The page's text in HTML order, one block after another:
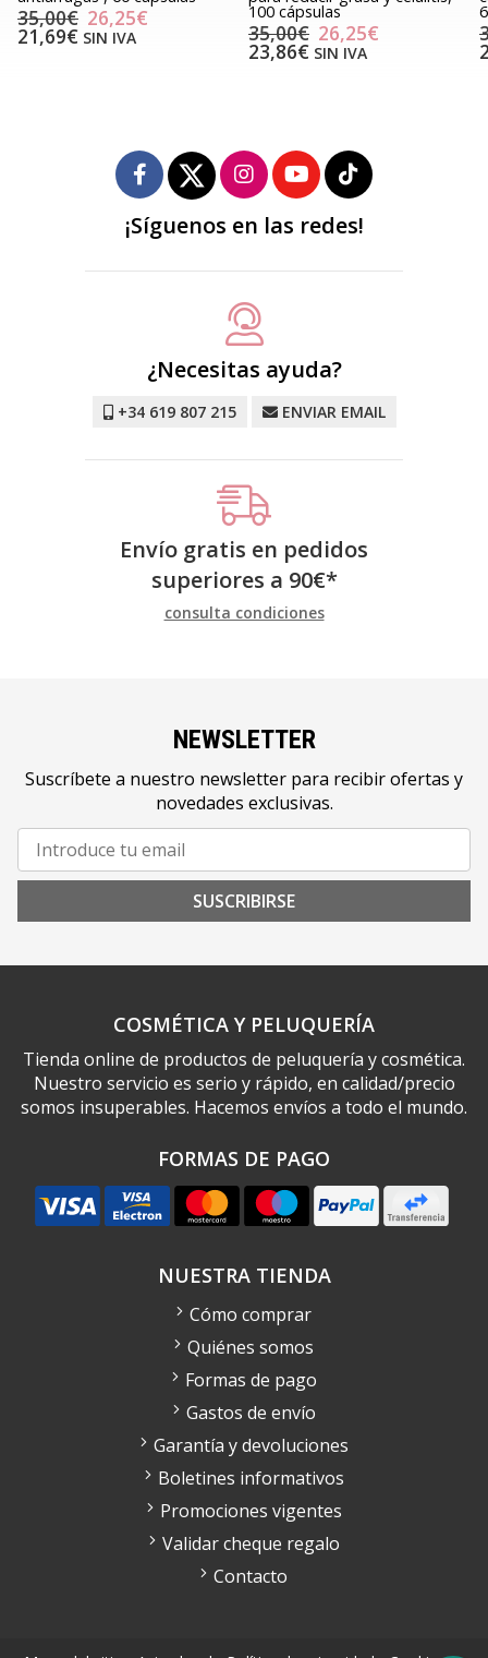
35,00€ 26,25€
21,69€ SIN IVA
100 cápsulas
35,00€ 26,25€
23,86€ SIN IVA
¡Síguenos en las redes!
¿Necesitas ayuda?
+34 619 807 215 ENVIAR EMAIL
Envío gratis en pedidos
superiores a 90€*
consulta condiciones
NEWSLETTER
Suscríbete a nuestro newsletter para recibir ofertas y
novedades exclusivas.
SUSCRIBIRSE
COSMÉTICA Y PELUQUERÍA
Tienda online de productos de peluquería y cosmética.
Nuestro servicio es serio y rápido, en calidad/precio
somos insuperables. Hacemos envíos a todo el mundo.
FORMAS DE PAGO
NUESTRA TIENDA
Cómo comprar
Quiénes somos
Formas de pago
Gastos de envío
Garantía y devoluciones
Boletines informativos
Promociones vigentes
Validar cheque regalo
Contacto